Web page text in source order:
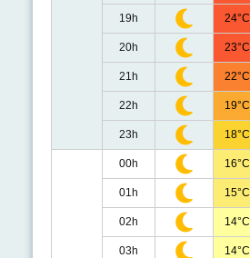
19h 24°C
20h 23°C
21h 22°C
22h 19°C
23h 18°C
00h 16°C
01h 15°C
02h 14°C
03h 14°C